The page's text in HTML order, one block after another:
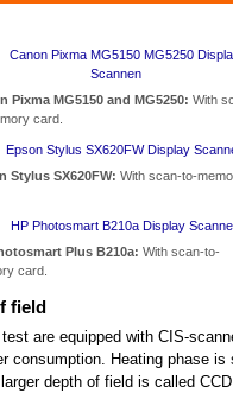
Pixma MG5150 and MG5250: With
card.
Stylus SX620FW: With scan-to-
Plus B210a: With scan-to-
card.
field
are equipped with CIS-
consumption. Heating phase
depth of field is called